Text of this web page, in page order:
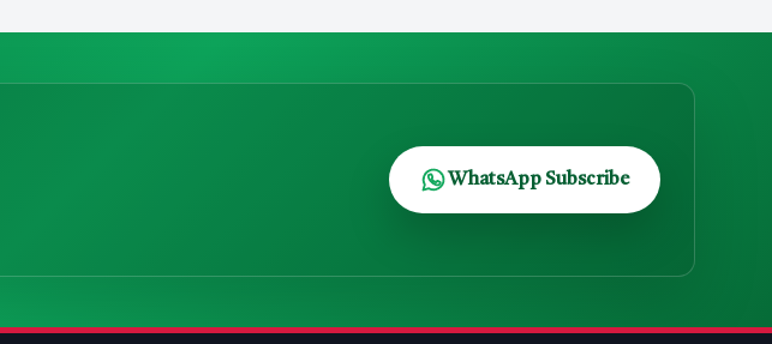
WhatsApp Subscribe